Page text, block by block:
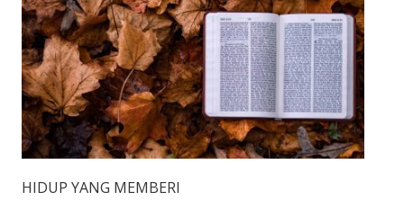
HIDUP YANG MEMBERI